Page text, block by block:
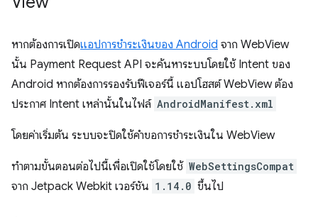
หากต้องการเปิดแอปการชำระเงินของ Android จาก WebView
นั้น Payment Request API จะค้นหาระบบโดยใช้ Intent ของ
Android หากต้องการรองรับฟีเจอร์นี้ แอปโฮสต์ WebView ต้อง
ประกาศ Intent เหล่านั้นในไฟล์ AndroidManifest.xml
โดยค่าเริ่มต้น ระบบจะปิดใช้คำขอการชำระเงินใน WebView
ทำตามขั้นตอนต่อไปนี้เพื่อเปิดใช้โดยใช้ WebSettingsCompat
จาก Jetpack Webkit เวอร์ชัน 1.14.0 ขึ้นไป